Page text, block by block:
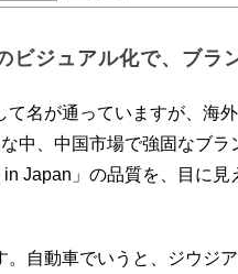
ジュアル化で、ブラ
名が通っていますが、海
中、中国市場で強固なブラ
Japan」の品質を、目に
自動車でいうと、ジウジア